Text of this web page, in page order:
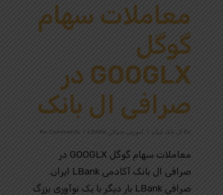
معاملات سهام
گوگل
GOOGLX در
صرافی ال بانک
By ال بانک ایران آموزش صرافی LBANK No Comments
معاملات سهام گوگل GOOGLX در
صرافی ال بانک آکادمی LBank ایران.
صرافی LBank بار دیگر با یک نوآوری بزرگ